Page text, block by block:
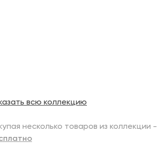
всю коллекцию
несколько товаров из коллекции -